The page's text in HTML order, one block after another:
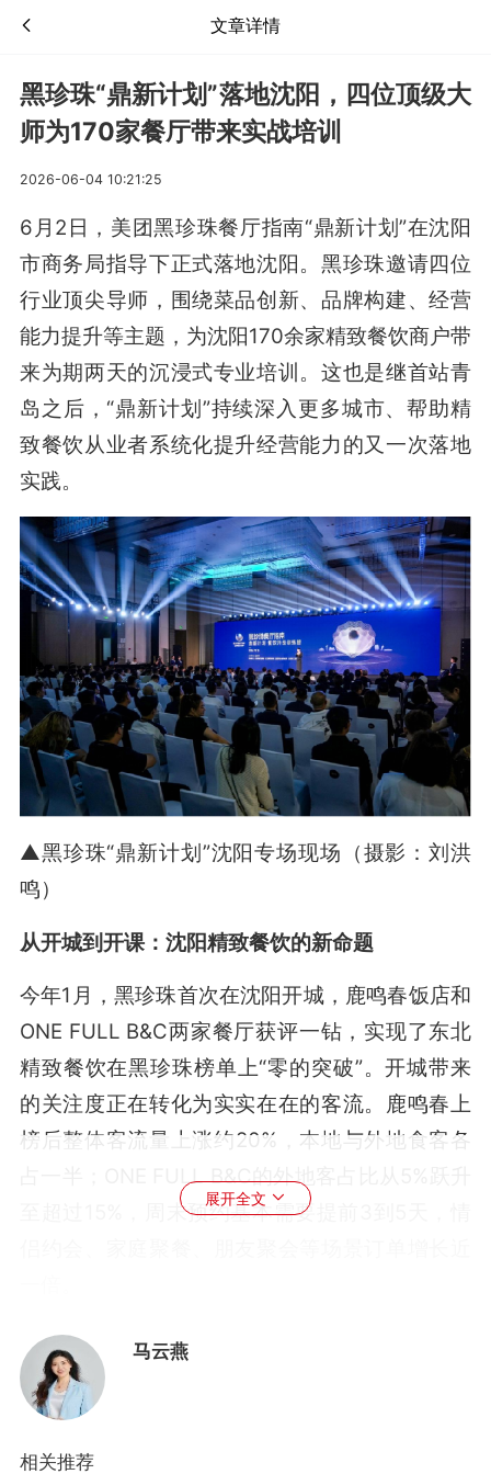
文章详情
黑珍珠“鼎新计划”落地沈阳，四位顶级大
师为170家餐厅带来实战培训
2026-06-04 10:21:25
6月2日，美团黑珍珠餐厅指南“鼎新计划”在沈阳
市商务局指导下正式落地沈阳。黑珍珠邀请四位
行业顶尖导师，围绕菜品创新、品牌构建、经营
能力提升等主题，为沈阳170余家精致餐饮商户带
来为期两天的沉浸式专业培训。这也是继首站青
岛之后，“鼎新计划”持续深入更多城市、帮助精
致餐饮从业者系统化提升经营能力的又一次落地
实践。
▲黑珍珠“鼎新计划”沈阳专场现场（摄影：刘洪
鸣）
从开城到开课：沈阳精致餐饮的新命题
今年1月，黑珍珠首次在沈阳开城，鹿鸣春饭店和
ONE FULL B&C两家餐厅获评一钻，实现了东北
精致餐饮在黑珍珠榜单上“零的突破”。开城带来
的关注度正在转化为实实在在的客流。鹿鸣春上
榜后整体客流量上涨约20%，本地与外地食客各
占一半；ONE FULL B&C的外地客占比从5%跃升
至超过15%，周末预约基本需要提前3到5天，情
但在本地从业者看来，外界对沈阳的美食认知，
还远未呈现这座城市的真实实力。
“大家提到沈阳美食，第一反应还是烧烤、鸡架、
铁锅炖。”ONE FULL B&C创始人宋可阳说，“但
展开全文
马云燕
相关推荐